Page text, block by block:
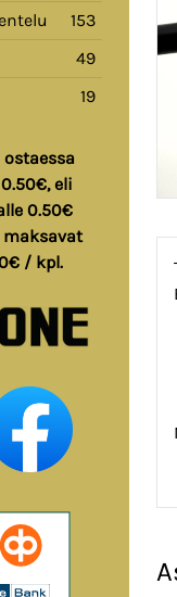
153
49
19
eli
0.50€
/ kpl.